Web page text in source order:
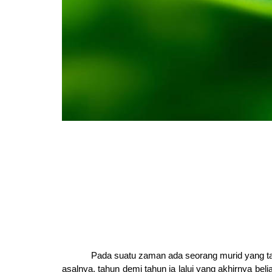
Pada suatu zaman ada seorang murid yang
asalnya, tahun demi tahun ia lalui yang akhirnya